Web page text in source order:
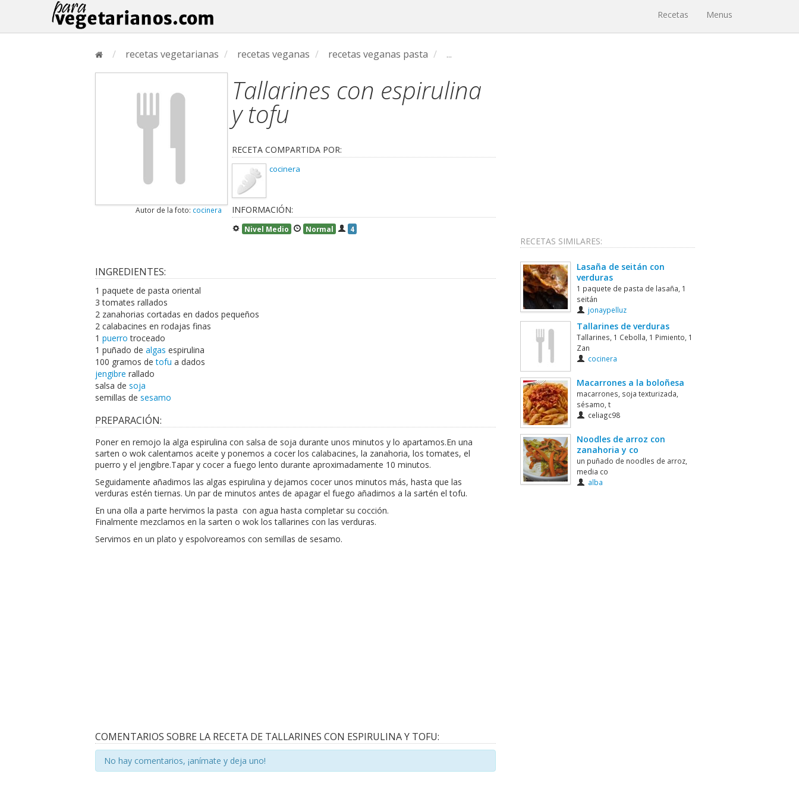
Recetas Menus
/ recetas vegetarianas / recetas veganas / recetas veganas pasta / ...
Autor de la foto: cocinera
Tallarines con espirulina
y tofu
RECETA COMPARTIDA POR:
cocinera
INFORMACIÓN:
Nivel Medio Normal 4
INGREDIENTES:
1 paquete de pasta oriental
3 tomates rallados
2 zanahorias cortadas en dados pequeños
2 calabacines en rodajas finas
1 puerro troceado
1 puñado de algas espirulina
100 gramos detofu a dados
jengibre rallado
salsa de soja
semillas de sesamo
PREPARACIÓN:
Poner en remojo la alga espirulina con salsa de soja durante unos minutos y lo apartamos.En una
sarten o wok calentamos aceite y ponemos a cocer los calabacines, la zanahoria, los tomates, el
puerro y el jengibre.Tapar y cocer a fuego lento durante aproximadamente 10 minutos.
Seguidamente añadimos las algas espirulina y dejamos cocer unos minutos más, hasta que las
verduras estén tiernas. Un par de minutos antes de apagar el fuego añadimos a la sartén el tofu.
En una olla a parte hervimos la pasta con agua hasta completar su cocción.
Finalmente mezclamos en la sarten o wok los tallarines con las verduras.
Servimos en un plato y espolvoreamos con semillas de sesamo.
COMENTARIOS SOBRE LA RECETA DE TALLARINES CON ESPIRULINA Y TOFU:
No hay comentarios, ¡anímate y deja uno!
RECETAS SIMILARES:
Lasaña de seitán con
verduras
1 paquete de pasta de lasaña, 1
seitán
jonaypelluz
Tallarines de verduras
Tallarines, 1 Cebolla, 1 Pimiento, 1
Zan
cocinera
Macarrones a la boloñesa
macarrones, soja texturizada,
sésamo, t
celiagc98
Noodles de arroz con
zanahoria y co
un puñado de noodles de arroz,
media co
alba